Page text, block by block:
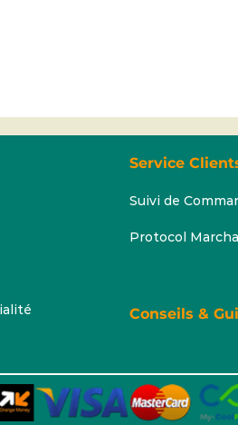
Service
Suivi de
Protocol
Conseils &